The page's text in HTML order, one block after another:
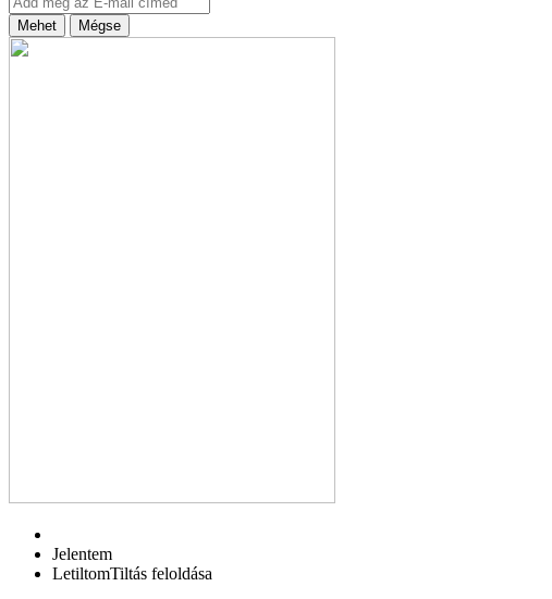
Mehet Mégse
Jelentem
LetiltomTiltás feloldása